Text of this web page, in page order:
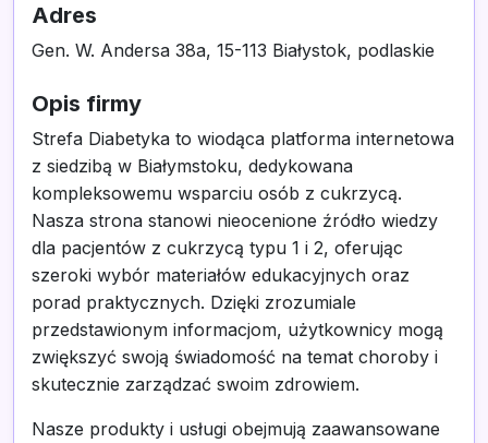
Adres
Gen. W. Andersa 38a, 15-113 Białystok, podlaskie
Opis firmy
Strefa Diabetyka to wiodąca platforma internetowa
z siedzibą w Białymstoku, dedykowana
kompleksowemu wsparciu osób z cukrzycą.
Nasza strona stanowi nieocenione źródło wiedzy
dla pacjentów z cukrzycą typu 1 i 2, oferując
szeroki wybór materiałów edukacyjnych oraz
porad praktycznych. Dzięki zrozumiale
przedstawionym informacjom, użytkownicy mogą
zwiększyć swoją świadomość na temat choroby i
skutecznie zarządzać swoim zdrowiem.
Nasze produkty i usługi obejmują zaawansowane